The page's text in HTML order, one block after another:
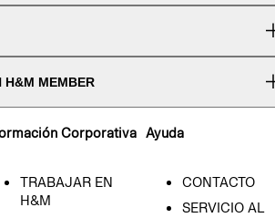
H&M MEMBER
Corporativa
TRABAJAR EN
H&M
Ayuda
CONTACTO
SERVICIO AL